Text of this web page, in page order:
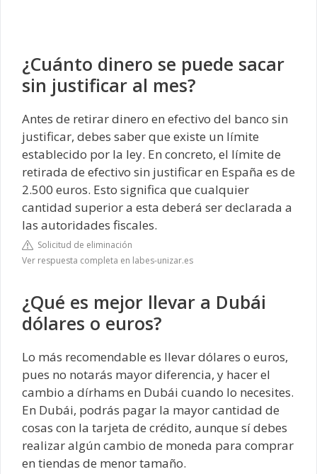
¿Cuánto dinero se puede sacar
sin justificar al mes?
Antes de retirar dinero en efectivo del banco sin
justificar, debes saber que existe un límite
establecido por la ley. En concreto, el límite de
retirada de efectivo sin justificar en España es de
2.500 euros. Esto significa que cualquier
cantidad superior a esta deberá ser declarada a
las autoridades fiscales.
Solicitud de eliminación
Ver respuesta completa en labes-unizar.es
¿Qué es mejor llevar a Dubái
dólares o euros?
Lo más recomendable es llevar dólares o euros,
pues no notarás mayor diferencia, y hacer el
cambio a dírhams en Dubái cuando lo necesites.
En Dubái, podrás pagar la mayor cantidad de
cosas con la tarjeta de crédito, aunque sí debes
realizar algún cambio de moneda para comprar
en tiendas de menor tamaño.